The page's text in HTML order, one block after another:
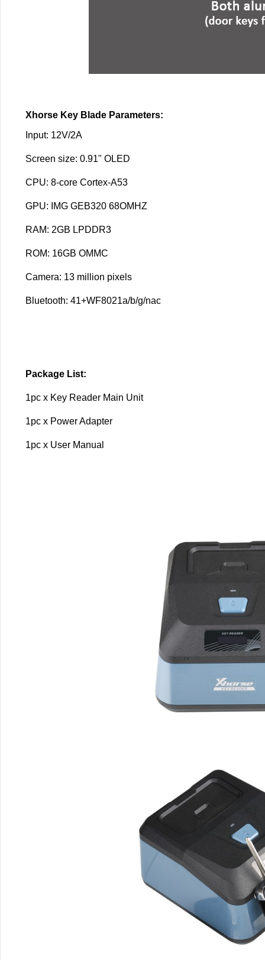
Xhorse Key Blade Parameters:
Input: 12V/2A
Screen size: 0.91" OLED
CPU: 8-core Cortex-A53
GPU: IMG GEB320 68OMHZ
RAM: 2GB LPDDR3
ROM: 16GB OMMC
Camera: 13 million pixels
Bluetooth: 41+WF8021a/b/g/nac
Package List:
1pc x Key Reader Main Unit
1pc x Power Adapter
1pc x User Manual